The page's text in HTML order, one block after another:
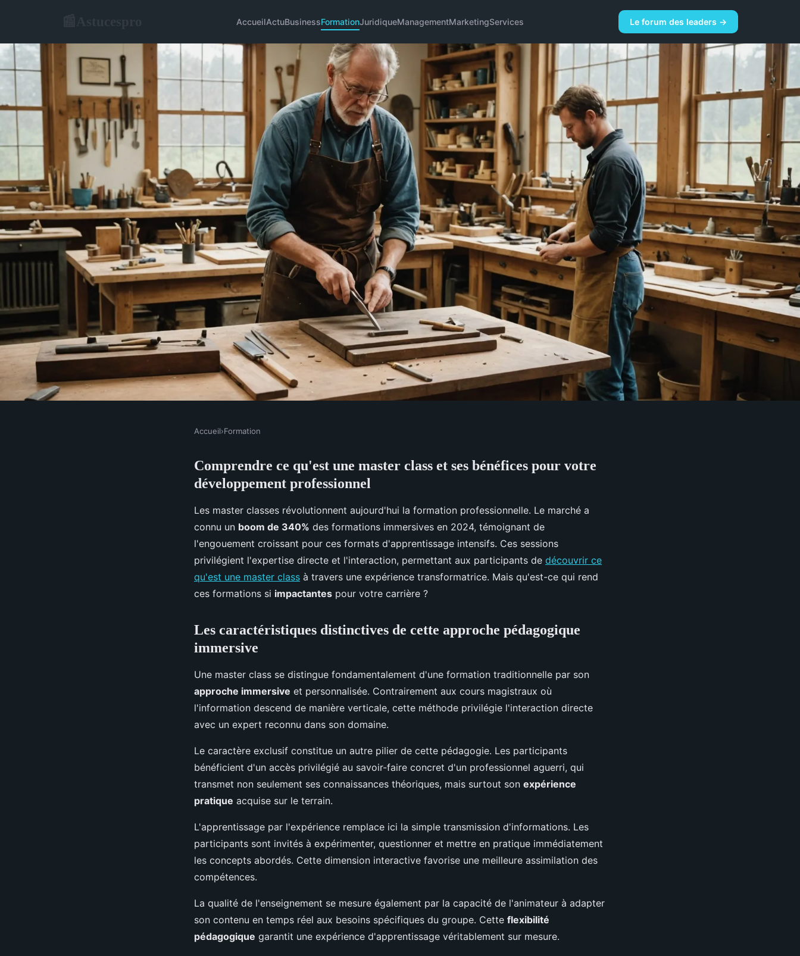
AccueilActuBusinessFormationJuridiqueManagementMarketingServices Le forum des leaders →
Master class : une immersion dans l'art
et le savoir-faire
Accueil›Formation
Comprendre ce qu'est une master class et ses bénéfices pour votre
développement professionnel
Les master classes révolutionnent aujourd'hui la formation professionnelle. Le marché a
connu un boom de 340% des formations immersives en 2024, témoignant de
l'engouement croissant pour ces formats d'apprentissage intensifs. Ces sessions
privilégient l'expertise directe et l'interaction, permettant aux participants de découvrir ce
qu'est une master class à travers une expérience transformatrice. Mais qu'est-ce qui rend
ces formations si impactantes pour votre carrière ?
Les caractéristiques distinctives de cette approche pédagogique
immersive
Une master class se distingue fondamentalement d'une formation traditionnelle par son
approche immersive et personnalisée. Contrairement aux cours magistraux où
l'information descend de manière verticale, cette méthode privilégie l'interaction directe
avec un expert reconnu dans son domaine.
Le caractère exclusif constitue un autre pilier de cette pédagogie. Les participants
bénéficient d'un accès privilégié au savoir-faire concret d'un professionnel aguerri, qui
transmet non seulement ses connaissances théoriques, mais surtout son expérience
pratique acquise sur le terrain.
L'apprentissage par l'expérience remplace ici la simple transmission d'informations. Les
participants sont invités à expérimenter, questionner et mettre en pratique immédiatement
les concepts abordés. Cette dimension interactive favorise une meilleure assimilation des
compétences.
La qualité de l'enseignement se mesure également par la capacité de l'animateur à adapter
son contenu en temps réel aux besoins spécifiques du groupe. Cette flexibilité
pédagogique garantit une expérience d'apprentissage véritablement sur mesure.